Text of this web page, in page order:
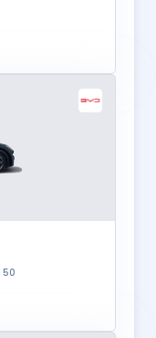
50 kW AT Electrique 75 ch